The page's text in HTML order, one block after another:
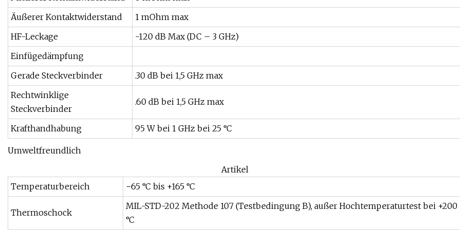
Äußerer Kontaktwiderstand
1 mOhm max
HF-Leckage
-120 dB Max (DC – 3 GHz)
Einfügedämpfung
Gerade Steckverbinder
.30 dB bei 1,5 GHz max
Rechtwinklige
Steckverbinder
.60 dB bei 1,5 GHz max
Krafthandhabung 95 W bei 1 GHz bei 25 °C
Umweltfreundlich
Artikel
Temperaturbereich
−65 °C bis +165 °C
Thermoschock
MIL-STD-202 Methode 107 (Testbedingung B), außer Hochtemperaturtest bei +200
°C